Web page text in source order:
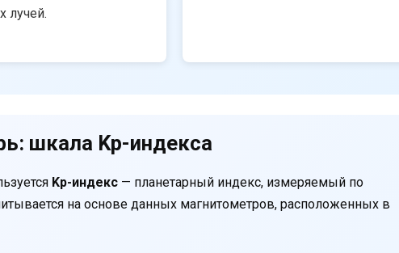
лучей.
шкала Kp-индекса
Kp-индекс — планетарный индекс, измеряемый по
на основе данных магнитометров, расположенных в